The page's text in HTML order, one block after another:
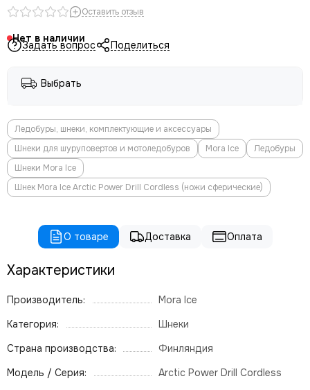
Оставить отзыв
Нет в наличии
Задать вопрос Поделиться
Выбрать
Ледобуры, шнеки, комплектующие и аксессуары
Шнеки для шуруповертов и мотоледобуров
Mora Ice
Ледобуры
Шнеки Mora Ice
Шнек Mora Ice Arctic Power Drill Cordless (ножи сферические)
О товаре Доставка Оплата
Характеристики
Производитель:
Mora Ice
Категория:
Шнеки
Страна производства:
Финляндия
Модель / Серия:
Arctic Power Drill Cordless